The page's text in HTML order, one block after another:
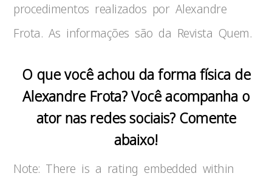
procedimentos realizados por Alexandre
Frota. As informações são da Revista Quem.
O que você achou da forma física de
Alexandre Frota? Você acompanha o
ator nas redes sociais? Comente
abaixo!
Note: There is a rating embedded within